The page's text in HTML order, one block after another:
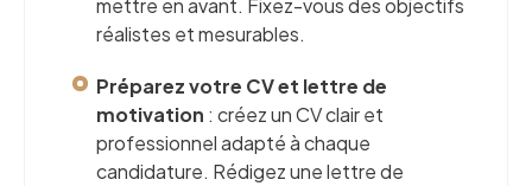
mettre en avant. Fixez-vous des objectifs
réalistes et mesurables.
Préparez votre CV et lettre de
motivation : créez un CV clair et
professionnel adapté à chaque
candidature. Rédigez une lettre de